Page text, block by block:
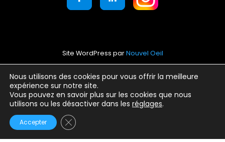
Nous utilisons des cookies pour vous offrir la meilleure
expérience sur notre site.
Vous pouvez en savoir plus sur les cookies que nous
utilisons ou les désactiver dans les réglages.
Accepter Fermer la bannière des cookies GDPR
Site WordPress parNouvel Oeil
Mentions légales
Conditions générales d’utilisation
Politique de confidentialité